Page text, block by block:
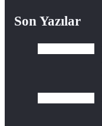
Son Yazılar